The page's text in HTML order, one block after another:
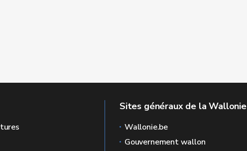
Sites généraux de la Wallonie
Wallonie.be
Gouvernement wallon